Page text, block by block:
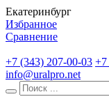
Екатеринбург
Избранное
Сравнение
+7 (343) 207-00-03 +7
info@uralpro.net